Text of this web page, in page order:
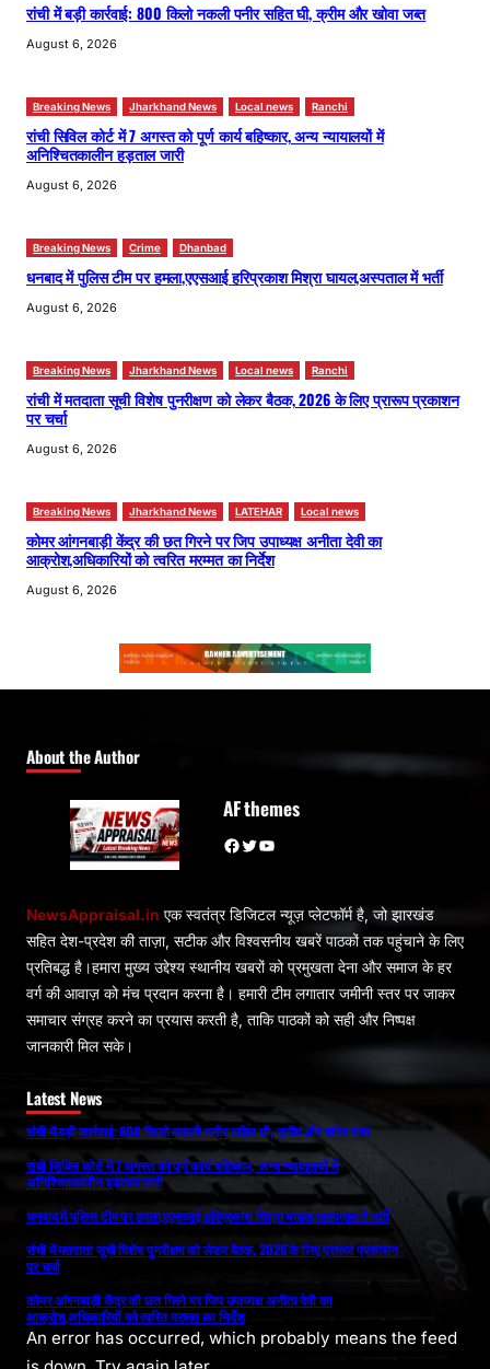
रांची में बड़ी कार्रवाई: 800 किलो नकली पनीर सहित घी, क्रीम और खोवा जब्त
August 6, 2026
Breaking News Jharkhand News Local news Ranchi
रांची सिविल कोर्ट में 7 अगस्त को पूर्ण कार्य बहिष्कार, अन्य न्यायालयों में
अनिश्चितकालीन हड़ताल जारी
August 6, 2026
Breaking News Crime Dhanbad
धनबाद में पुलिस टीम पर हमला,एएसआई हरिप्रकाश मिश्रा घायल,अस्पताल में भर्ती
August 6, 2026
Breaking News Jharkhand News Local news Ranchi
रांची में मतदाता सूची विशेष पुनरीक्षण को लेकर बैठक, 2026 के लिए प्रारूप प्रकाशन
पर चर्चा
August 6, 2026
Breaking News Jharkhand News LATEHAR Local news
कोमर आंगनबाड़ी केंद्र की छत गिरने पर जिप उपाध्यक्ष अनीता देवी का
आक्रोश,अधिकारियों को त्वरित मरम्मत का निर्देश
August 6, 2026
About the Author
AF themes
Facebook Twitter YouTube
NewsAppraisal.in एक स्वतंत्र डिजिटल न्यूज़ प्लेटफॉर्म है, जो झारखंड
सहित देश-प्रदेश की ताज़ा, सटीक और विश्वसनीय खबरें पाठकों तक पहुंचाने के लिए
प्रतिबद्ध है।हमारा मुख्य उद्देश्य स्थानीय खबरों को प्रमुखता देना और समाज के हर
वर्ग की आवाज़ को मंच प्रदान करना है। हमारी टीम लगातार जमीनी स्तर पर जाकर
समाचार संग्रह करने का प्रयास करती है, ताकि पाठकों को सही और निष्पक्ष
जानकारी मिल सके।
Latest News
रांची में बड़ी कार्रवाई: 800 किलो नकली पनीर सहित घी, क्रीम और खोवा जब्त
रांची सिविल कोर्ट में 7 अगस्त को पूर्ण कार्य बहिष्कार, अन्य न्यायालयों में
अनिश्चितकालीन हड़ताल जारी
धनबाद में पुलिस टीम पर हमला,एएसआई हरिप्रकाश मिश्रा घायल,अस्पताल में भर्ती
रांची में मतदाता सूची विशेष पुनरीक्षण को लेकर बैठक, 2026 के लिए प्रारूप प्रकाशन
पर चर्चा
कोमर आंगनबाड़ी केंद्र की छत गिरने पर जिप उपाध्यक्ष अनीता देवी का
आक्रोश,अधिकारियों को त्वरित मरम्मत का निर्देश
An error has occurred, which probably means the feed